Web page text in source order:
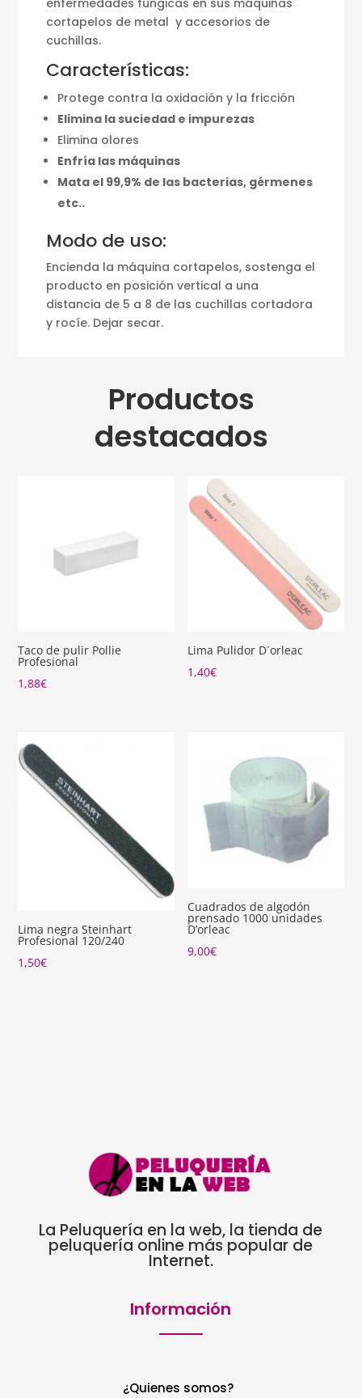
cortapelos de metal y accesorios de
cuchillas.
Características:
Protege contra la oxidación y la fricción
Elimina la suciedad e impurezas
Elimina olores
Enfría las máquinas
Mata el 99,9% de las bacterias, gérmenes
etc..
Modo de uso:
Encienda la máquina cortapelos, sostenga el
producto en posición vertical a una
distancia de 5 a 8 de las cuchillas cortadora
y rocíe. Dejar secar.
Productos
destacados
Taco de pulir Pollie
Profesional
1,88€
Lima Pulidor D´orleac
1,40€
Lima negra Steinhart
Profesional 120/240
1,50€
Cuadrados de algodón
prensado 1000 unidades
D’orleac
9,00€
La Peluquería en la web, la tienda de
peluquería online más popular de
Internet.
Información
¿Quienes somos?